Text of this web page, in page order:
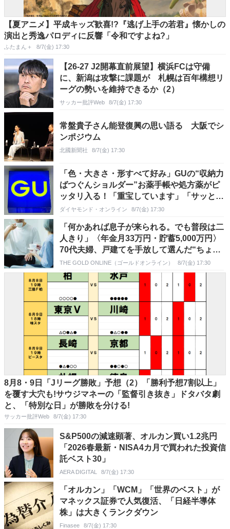
【夏アニメ】平成キッズ歓喜!?『逃げ上手の若君』懐かしの
演出と秀逸パロディに反響「令和ですよね?」
ふたまん＋ 8/7(金) 17:30
【26-27 J2開幕直前展望】横浜FCは守備
に、新潟は攻撃に課題が 札幌は百年構想リ
ーグの勢いを維持できるか（2）
サッカー批評Web 8/7(金) 17:30
常盤貴子さん能登復興の思い語る 大阪でシ
ンポジウム
北國新聞社 8/7(金) 17:30
「色・大きさ・形すべて好み」GUの“収納力
ばつぐんショルダー”お薬手帳や処方薬がピ
ッタリ入る！「重宝しています」「サッと出
かけるのに最適」《購入レビュー》
ダイヤモンド・オンライン 8/7(金) 17:30
「何かあれば息子が来られる。でも普段は二
人きり」〈年金月33万円・貯蓄5,000万円〉
70代夫婦、戸建てを手放して選んだ“ちょう
どいい距離”
THE GOLD ONLINE（ゴールドオンライン） 8/7(金) 17:30
8月8・9日「Jリーグ勝敗」予想（2）「勝利予想7割以上」
を覆す大穴も!サウジマネーの「監督引き抜き」ドタバタ劇
と、「特別な日」が勝敗を分ける!
サッカー批評Web 8/7(金) 17:30
S&P500の減速顕著、オルカン買い1.2兆円
「2026春最新・NISA4カ月で買われた投資信
託ベスト30」
AERA DIGITAL 8/7(金) 17:30
「オルカン」「WCM」「世界のベスト」が
マネックス証券で人気復活、「日経半導体
株」は大きくランクダウン
Finasee 8/7(金) 17:30